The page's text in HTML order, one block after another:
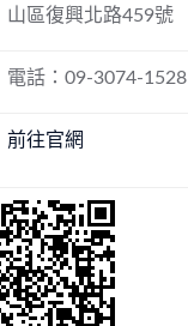
山區復興北路459號
電話：09-3074-1528
前往官網